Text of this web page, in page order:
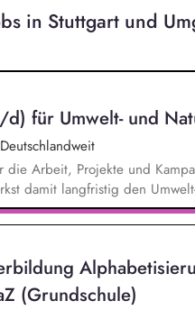
in Stuttgart und
für Umwelt- und
Deutschlandweit
die Arbeit, Projekte und
damit langfristig den
, Arten- und
Kampagnen und Aktionen,
(Grundschule)